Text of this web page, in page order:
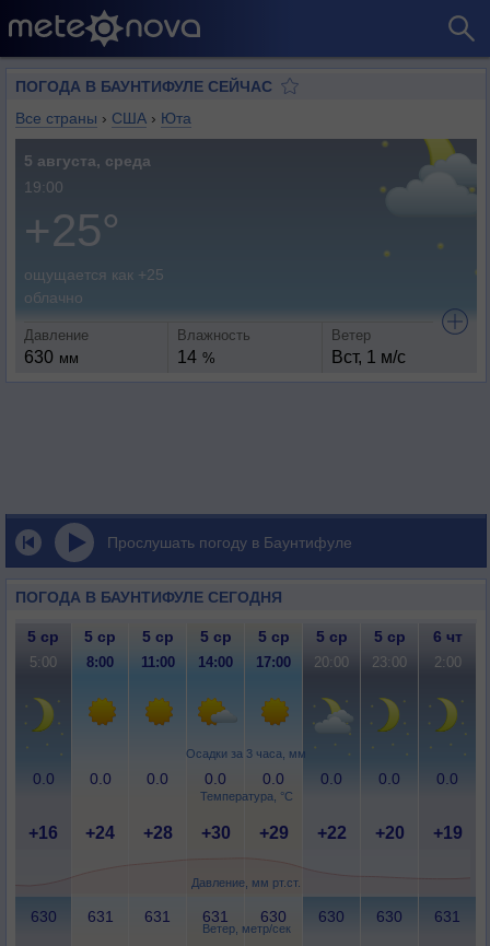
ПОГОДА В БАУНТИФУЛЕ СЕЙЧАС
Все страны › США › Юта
5 августа, среда
19:00
+25°
ощущается как +25
облачно
Давление
630 мм
Влажность
14 %
Ветер
Вст, 1 м/с
Прослушать погоду в Баунтифуле
ПОГОДА В БАУНТИФУЛЕ СЕГОДНЯ
Осадки за 3 часа, мм
Температура, °C
Давление, мм рт.ст.
Ветер, метр/сек
5 ср 5 ср 5 ср 5 ср 5 ср 5 ср 5 ср 6 чт
5:00 8:00 11:00 14:00 17:00 20:00 23:00 2:00
0.0 0.0 0.0 0.0 0.0 0.0 0.0 0.0
+16 +24 +28 +30 +29 +22 +20 +19
630 631 631 631 630 630 630 631